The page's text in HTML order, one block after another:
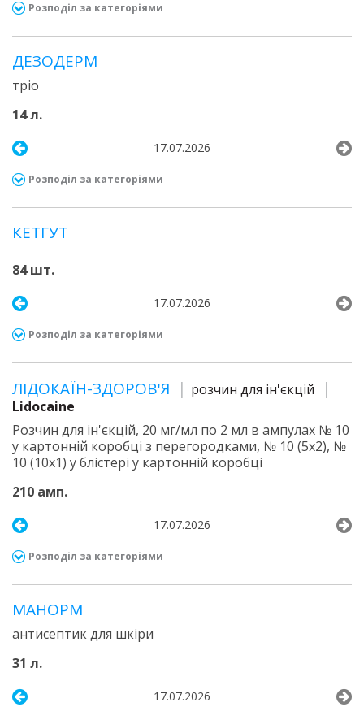
Розподіл за категоріями
ДЕЗОДЕРМ
тріо
14 л.
17.07.2026
Розподіл за категоріями
КЕТГУТ
84 шт.
17.07.2026
Розподіл за категоріями
ЛІДОКАЇН-ЗДОРОВ'Я
розчин для ін'єкцій
Lidocaine
Розчин для ін'єкцій, 20 мг/мл по 2 мл в ампулах № 10
у картонній коробці з перегородками, № 10 (5х2), №
10 (10х1) у блістері у картонній коробці
210 амп.
17.07.2026
Розподіл за категоріями
МАНОРМ
антисептик для шкіри
31 л.
17.07.2026